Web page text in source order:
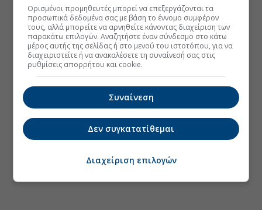
Ορισμένοι προμηθευτές μπορεί να επεξεργάζονται τα
προσωπικά δεδομένα σας με βάση το έννομο συμφέρον
τους, αλλά μπορείτε να αρνηθείτε κάνοντας διαχείριση των
παρακάτω επιλογών. Αναζητήστε έναν σύνδεσμο στο κάτω
μέρος αυτής της σελίδας ή στο μενού του ιστοτόπου, για να
διαχειριστείτε ή να ανακαλέσετε τη συναίνεσή σας στις
ρυθμίσεις απορρήτου και cookie.
Συναίνεση
Δεν συγκατατίθεμαι
Διαχείριση επιλογών